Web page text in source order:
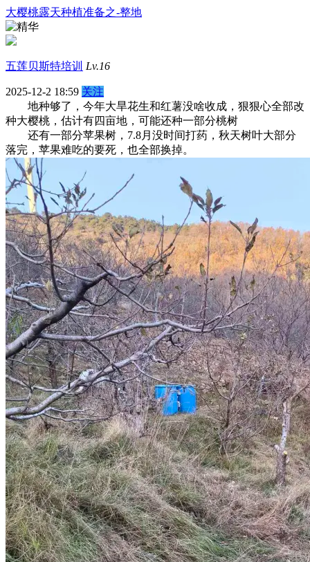
大樱桃露天种植准备之-整地
五莲贝斯特培训 Lv.16
2025-12-2 18:59 关注
地种够了，今年大旱花生和红薯没啥收成，狠狠心全部改
种大樱桃，估计有四亩地，可能还种一部分桃树
还有一部分苹果树，7.8月没时间打药，秋天树叶大部分
落完，苹果难吃的要死，也全部换掉。